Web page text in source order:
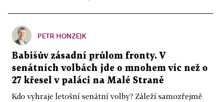
PETR HONZEJK
Babišův zásadní průlom fronty. V
senátních volbách jde o mnohem víc než o
27 křesel v paláci na Malé Straně
Kdo vyhraje letošní senátní volby? Záleží samozřejmě